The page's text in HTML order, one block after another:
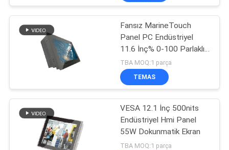
Fansız MarineTouch
Panel PC Endüstriyel
11.6 İnç% 0-100 Parlaklık
Kontrolü
TBA MOQ:1 parça
TEMAS
VESA 12.1 İnç 500nits
Endüstriyel Hmi Panel
55W Dokunmatik Ekran
TBA MOQ:1 parça